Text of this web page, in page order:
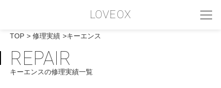
LOVEOX
PHILOSOPHY
フィロソフィー
TOP 修理実績 キーエンス
REPAIR
キーエンスの修理実績一覧